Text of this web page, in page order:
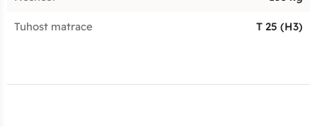
Tuhost matrace T 25 (H3)